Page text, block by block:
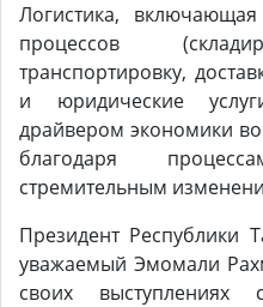
Логистика,
процессов
транспортировку,
и юридические
драйвером экономики
благодаря
стремительным
Президент Республики
уважаемый Эмомали
своих